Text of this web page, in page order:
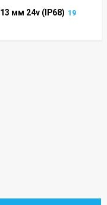
13 мм 24v (IP68) 19